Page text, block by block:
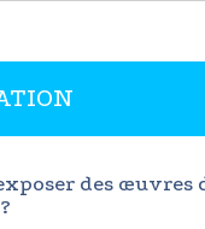
des œuvres